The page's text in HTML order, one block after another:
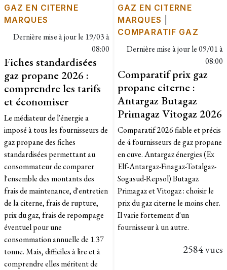
GAZ EN CITERNE
MARQUES
Dernière mise à jour le 19/03 à
08:00
Fiches standardisées
gaz propane 2026 :
comprendre les tarifs
et économiser
Le médiateur de l'énergie a
imposé à tous les fournisseurs de
gaz propane des fiches
standardisées permettant au
consommateur de comparer
l'ensemble des montants des
frais de maintenance, d'entretien
de la citerne, frais de rupture,
prix du gaz, frais de repompage
éventuel pour une
consommation annuelle de 1.37
tonne. Mais, difficiles à lire et à
comprendre elles méritent de
GAZ EN CITERNE
MARQUES
COMPARATIF GAZ
Dernière mise à jour le09/01 à
08:00
Comparatif prix gaz
propane citerne :
Antargaz Butagaz
Primagaz Vitogaz 2026
Comparatif 2026 fiable et précis
de 4 fournisseurs de gaz propane
en cuve. Antargaz énergies (Ex
Elf-Antargaz-Finagaz-Totalgaz-
Sogasud-Repsol) Butagaz
Primagaz et Vitogaz : choisir le
prix du gaz citerne le moins cher.
Il varie fortement d'un
fournisseur à un autre.
2584 vues